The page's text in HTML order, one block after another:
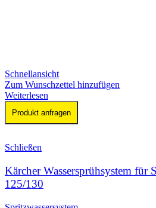
Schnellansicht
Zum Wunschzettel hinzufügen
Weiterlesen
Produkt anfragen
Schließen
Kärcher Wassersprühsystem für
125/130